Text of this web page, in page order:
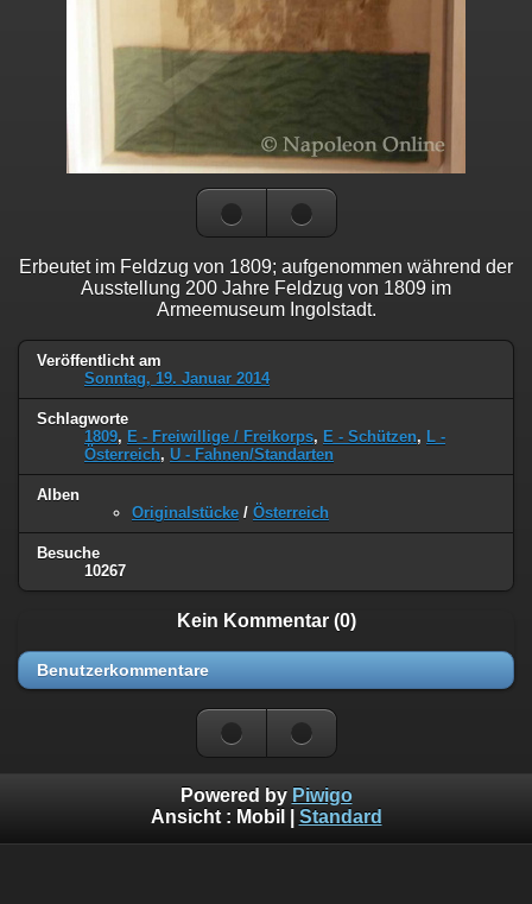
Erbeutet im Feldzug von 1809; aufgenommen während der
Ausstellung 200 Jahre Feldzug von 1809 im
Armeemuseum Ingolstadt.
Veröffentlicht am
Sonntag, 19. Januar 2014
Schlagworte
1809, E - Freiwillige / Freikorps, E - Schützen, L -
Österreich, U - Fahnen/Standarten
Alben
Originalstücke / Österreich
Besuche
10267
Kein Kommentar (0)
Benutzerkommentare
Powered by Piwigo
Ansicht : Mobil Standard